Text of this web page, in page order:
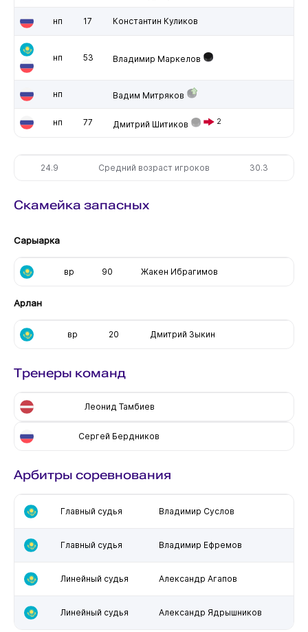
нп 17 Константин Куликов
нп 53 Владимир Маркелов
нп Вадим Митряков
нп 77 Дмитрий Шитиков 2
24.9 Средний возраст игроков 30.3
Скамейка запасных
Сарыарка
вр 90 Жакен Ибрагимов
Арлан
вр 20 Дмитрий Зыкин
Тренеры команд
Леонид Тамбиев
Сергей Бердников
Арбитры соревнования
Главный судья Владимир Суслов
Главный судья Владимир Ефремов
Линейный судья Александр Агапов
Линейный судья Александр Ядрышников